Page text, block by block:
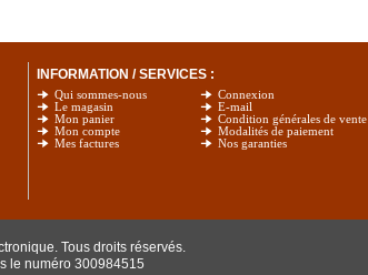
INFORMATION / SERVICES :
Qui sommes-nous
Le magasin
Mon panier
Mon compte
Mes factures
Connexion
E-mail
Condition générales de vente
Modalités de paiement
Nos garanties
Tous droits réservés.
le numéro 300984515